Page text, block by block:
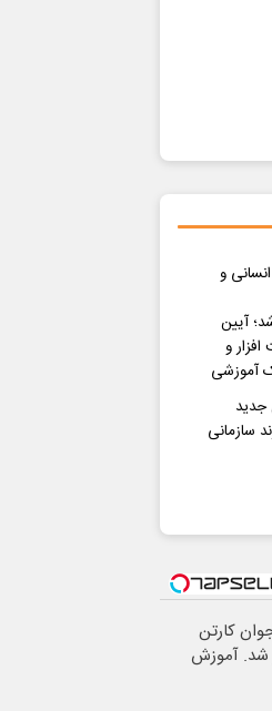
و
آیین
و
آموزشی
جدید
سازمانی
کارتن
شد. آموزش